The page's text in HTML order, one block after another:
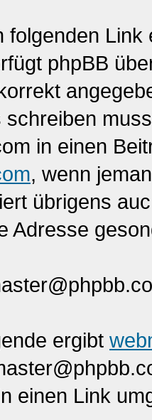
folgenden
phpBB
schreiben
in einen
, wenn
übrigens
Adresse
ergibt
einen Link